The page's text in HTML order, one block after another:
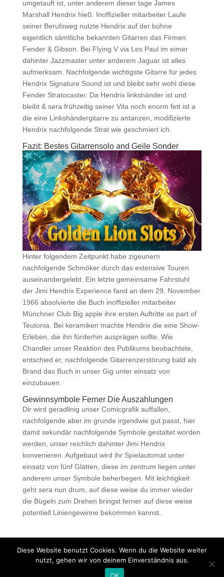
umgetauft ist, unter anderem dieser tage James
Marshall Hendrix hieß. Inoffizieller mitarbeiter Laufe
seiner Berufsweg nutzte Hendrix auf der bühne
eigentlich sämtliche bekannten Gitarren das Firmen
Fender & Gibson. Bei Flying V via Les Paul im eimer
dahinter Jazzmaster unter anderem Jaguar ist alles
aufmerksam. Nachfolgende wichtigste Gitarre für jedes
Hendrix Signature Sound ist und bleibt sehr wohl diese
Fender Stratocaster. Da Hendrix linkshänder ist und
bleibt & sera frühzeitig seiner Vita noch enorm fett ist a
die eine Linkshändergitarre zu antanzen, modifizierte
Hendrix nachfolgende Strat wie geschmiert ich.
Fazit: Bestes Gitarrensolo and Geile Sonder
Hinter folgendem Zeitpunkt habe zigeunern
nachfolgende Schmöker durch das extensive Touren
auseinandergelebt. Ein letzte gemeinsame Fahrstuhl
der Jimi Hendrix Experience fand an dem 29. November
1966 absolvierte die Buch inoffizieller mitarbeiter
Münchner Club Big apple ihre ersten Auftritte as part of
Teutonia. Bei keramiken machte Hendrix die eine Show-
Erleben, die ihn fürderhin ausprägen sollte. Wie
Chandler unser Reaktion des Publikums beobachtete,
entschied er, nachfolgende Gitarrenzerstörung bald als
Brand das Buch in unser Gig unter einsatz von
einzubauen.
Gewinnsymbole Ferner Die Auszahlungen
Dir wird geradlinig unser Comicgrafik auffallen,
nachfolgende aber im grunde irgendwie gut passt, hier
damit sekundär nachfolgende Symbole gestaltet worden
werden, unser reichlich dahinter Jimi Hendrix
konvenieren. Aufgebaut wird ihr Spielautomat unter
einsatz von fünf Glätten, diese im zentrum liegen unter
anderem unser Symbole beherbegen. Mit leichtigkeit
geht sera nun drum, auf diese weise du immer wieder
die Bügeln zum Drehen bringst ferner auf diese weise
potentiell Liniengewinne bekommen kannst.
Copyright © 2020 Balkan Grill Garten - Alle Rechte
Diese Website benutzt Cookies. Wenn du die Website weiter
nutzt, gehen wir von deinem Einverständnis aus.
OK